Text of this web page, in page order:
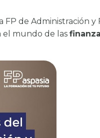
de Administración y
el mundo de las